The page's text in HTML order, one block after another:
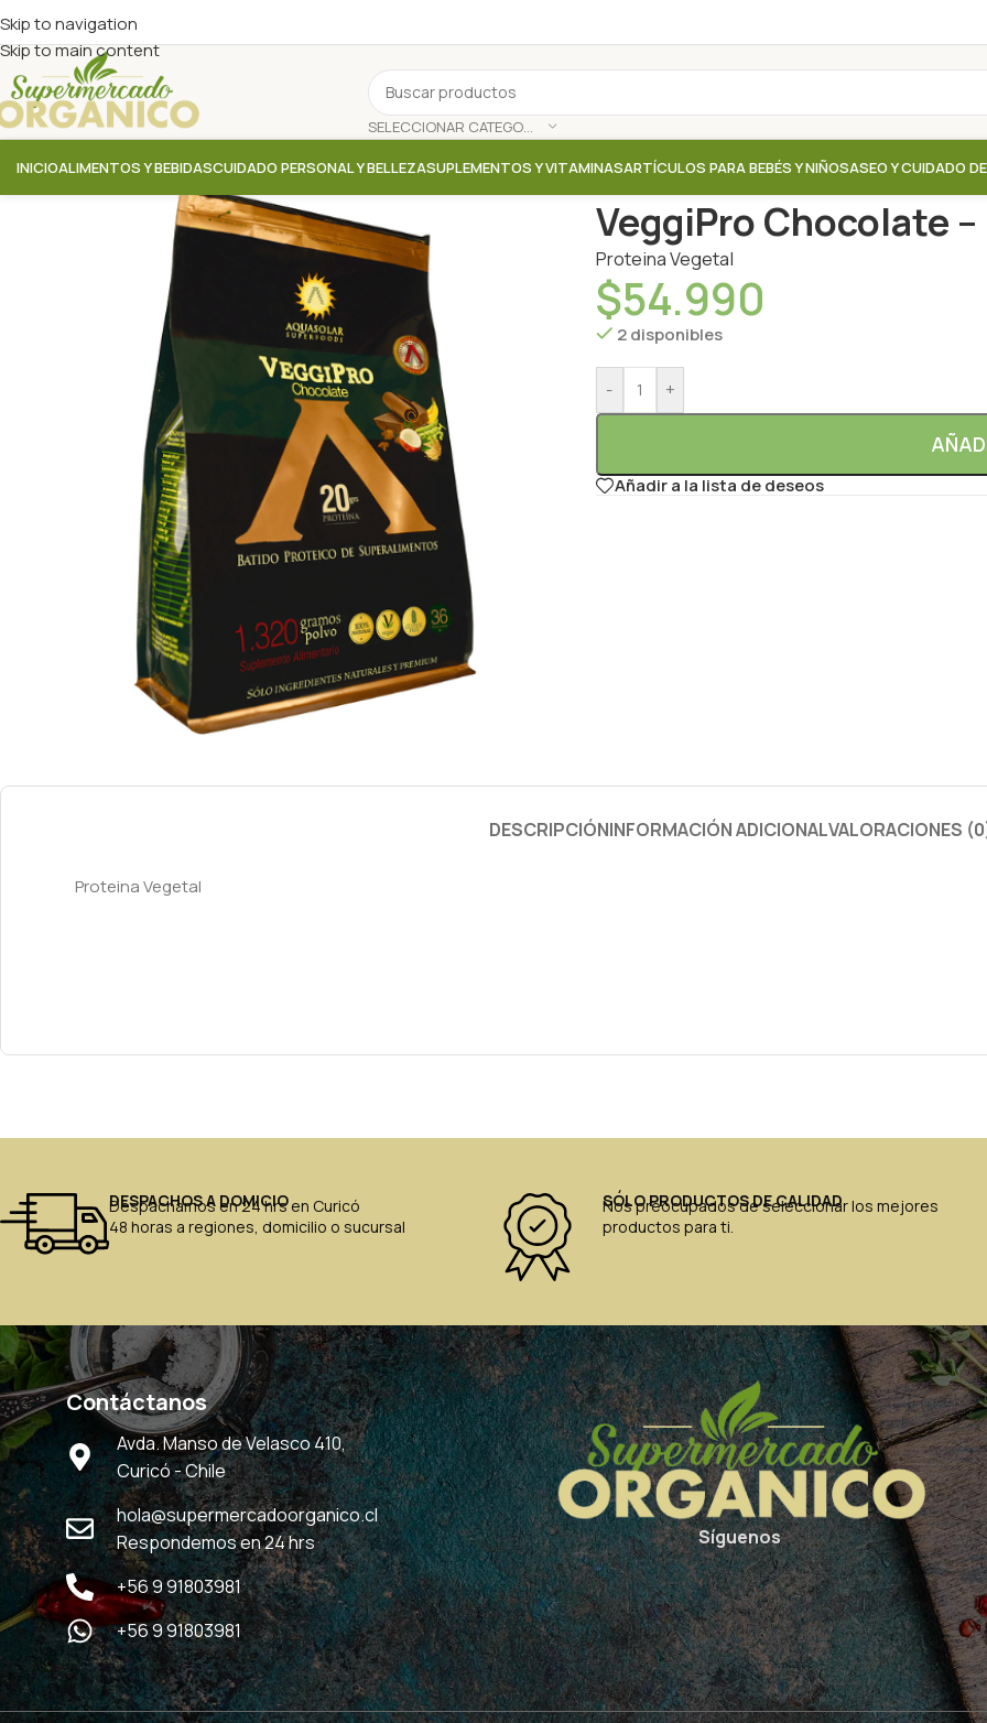
Skip to navigation
Skip to main content
SELECCIONAR CATEGORÍA
INICIOALIMENTOS Y BEBIDASCUIDADO PERSONAL Y BELLEZASUPLEMENTOS Y VITAMINASARTÍCULOS PARA BEBÉS Y NIÑOSASEO Y CUIDADO
VeggiPro Chocolate
Proteina Vegetal
$54.990
2 disponibles
- +
Añadir a la lista de deseos
DESCRIPCIÓNINFORMACIÓN ADICIONALVALORACIONES
Proteina Vegetal
DESPACHOS A DOMICIO
Despachamos en 24 hrs en Curicó
48 horas a regiones, domicilio o sucursal
SÓLO PRODUCTOS DE CALIDAD
Nos preocupados de seleccionar los mejores
productos para ti.
Contáctanos
Avda. Manso de Velasco 410,
Curicó - Chile
hola@supermercadoorganico.cl
Respondemos en 24 hrs
+56 9 91803981
+56 9 91803981
Síguenos